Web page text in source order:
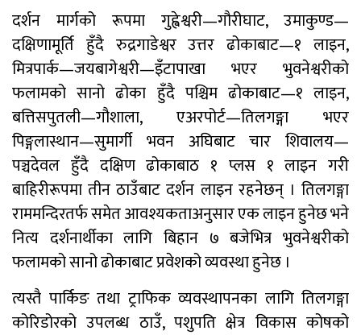
दर्शन मार्गको रूपमा गुह्वेश्वरी—गौरीघाट, उमाकुण्ड—
दक्षिणामूर्ति हुँदै रुद्रगाडेश्वर उत्तर ढोकाबाट—१ लाइन,
मित्रपार्क—जयबागेश्वरी—इँटापाखा भएर भुवनेश्वरीको
फलामको सानो ढोका हुँदै पश्चिम ढोकाबाट—१ लाइन,
बत्तिसपुतली—गौशाला, एअरपोर्ट—तिलगङ्गा भएर
पिङ्गलास्थान—सुमार्गी भवन अघिबाट चार शिवालय—
पञ्चदेवल हुँदै दक्षिण ढोकाबाठ १ प्लस १ लाइन गरी
बाहिरीरूपमा तीन ठाउँबाट दर्शन लाइन रहनेछन् । तिलगङ्गा
राममन्दिरतर्फ समेत आवश्यकताअनुसार एक लाइन हुनेछ भने
नित्य दर्शनार्थीका लागि बिहान ७ बजेभित्र भुवनेश्वरीको
फलामको सानो ढोकाबाट प्रवेशको व्यवस्था हुनेछ ।
त्यस्तै पार्किङ तथा ट्राफिक व्यवस्थापनका लागि तिलगङ्गा
कोरिडोरको उपलब्ध ठाउँ, पशुपति क्षेत्र विकास कोषको